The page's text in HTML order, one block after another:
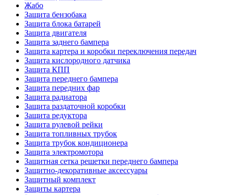
Жабо
Защита бензобака
Защита блока батарей
Защита двигателя
Защита заднего бампера
Защита картера и коробки переключения передач
Защита кислородного датчика
Защита КПП
Защита переднего бампера
Защита передних фар
Защита радиатора
Защита раздаточной коробки
Защита редуктора
Защита рулевой рейки
Защита топливных трубок
Защита трубок кондиционера
Защита электромотора
Защитная сетка решетки переднего бампера
Защитно-декоративные аксессуары
Защитный комплект
Защиты картера